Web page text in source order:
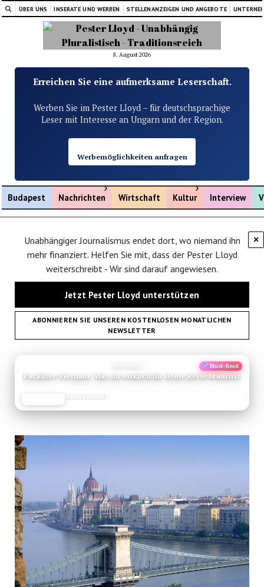
ÜBER UNS INSERATE UND WERBEN STELLENANZEIGEN UND ANGEBOTE
8. August 2026
Erreichen Sie eine aufmerksame Leserschaft.
Werben Sie im Pester Lloyd – für deutschsprachige
Leser mit Interesse an Ungarn und der Region.
Werbemöglichkeiten anfragen
Budapest Nachrichten
Menü öffnen
Wirtschaft Kultur
Menü öffnen
Interview
×
Unabhängiger Journalismus endet dort, wo niemand ihn
mehr finanziert. Helfen Sie mit, dass der Pester Lloyd
weiterschreibt - Wir sind darauf angewiesen.
Jetzt Pester Lloyd unterstützen
ABONNIEREN SIE UNSEREN KOSTENLOSEN MONATLICHEN
NEWSLETTER
Must-Read
Packliste Vietnam: Was du wirklich für deine Reise brauchst
Reiseplanung